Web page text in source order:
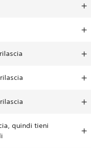
quindi tieni